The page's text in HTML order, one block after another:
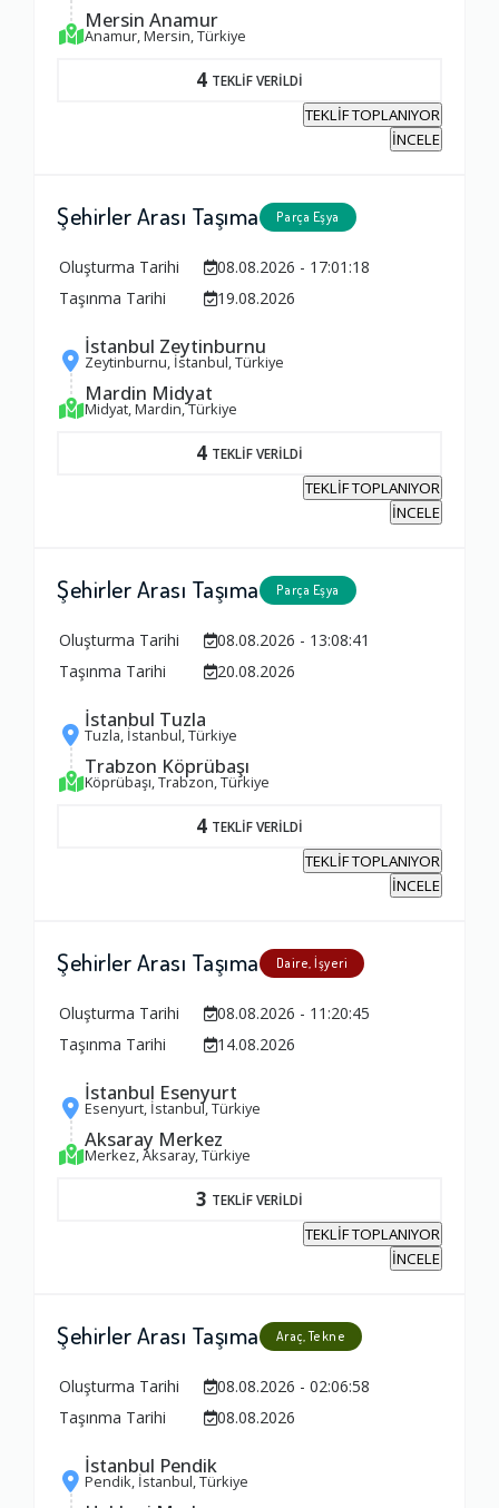
Mersin Anamur
Anamur, Mersin, Türkiye
4 TEKLİF VERİLDİ
TEKLİF TOPLANIYOR
İNCELE
Şehirler Arası Taşıma Parça Eşya
Oluşturma Tarihi
08.08.2026 - 17:01:18
Taşınma Tarihi
19.08.2026
İstanbul Zeytinburnu
Zeytinburnu, İstanbul, Türkiye
Mardin Midyat
Midyat, Mardin, Türkiye
4 TEKLİF VERİLDİ
TEKLİF TOPLANIYOR
İNCELE
Şehirler Arası Taşıma Parça Eşya
Oluşturma Tarihi
08.08.2026 - 13:08:41
Taşınma Tarihi
20.08.2026
İstanbul Tuzla
Tuzla, İstanbul, Türkiye
Trabzon Köprübaşı
Köprübaşı, Trabzon, Türkiye
4 TEKLİF VERİLDİ
TEKLİF TOPLANIYOR
İNCELE
Şehirler Arası Taşıma Daire, İşyeri
Oluşturma Tarihi
08.08.2026 - 11:20:45
Taşınma Tarihi
14.08.2026
İstanbul Esenyurt
Esenyurt, İstanbul, Türkiye
Aksaray Merkez
Merkez, Aksaray, Türkiye
3 TEKLİF VERİLDİ
TEKLİF TOPLANIYOR
İNCELE
Şehirler Arası Taşıma Araç, Tekne
Oluşturma Tarihi
08.08.2026 - 02:06:58
Taşınma Tarihi
08.08.2026
İstanbul Pendik
Pendik, İstanbul, Türkiye